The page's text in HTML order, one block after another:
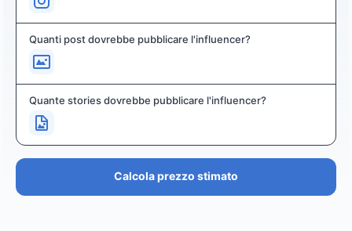
Quanti post dovrebbe pubblicare l'influencer?
Quante stories dovrebbe pubblicare l'influencer?
Calcola prezzo stimato